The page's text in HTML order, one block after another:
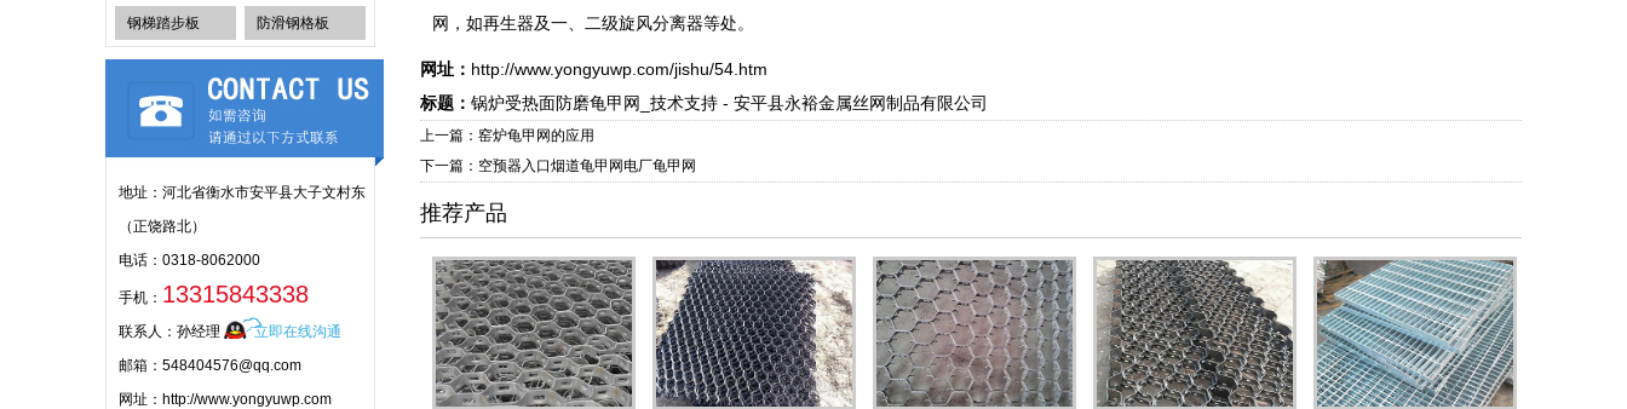
钢梯踏步板 防滑钢格板
地址：河北省衡水市安平县大子文村东
（正饶路北）
电话：0318-8062000
手机： 13315843338
联系人：孙经理
立即在线沟通
邮箱：548404576@qq.com
网址： http://www.yongyuwp.com
网，如再生器及一、二级旋风分离器等处。
网址： http://www.yongyuwp.com/jishu/54.htm
标题： 锅炉受热面防磨龟甲网_技术支持 - 安平县永裕金属丝网制品有限公司
上一篇：窑炉龟甲网的应用
下一篇：空预器入口烟道龟甲网电厂龟甲网
推荐产品